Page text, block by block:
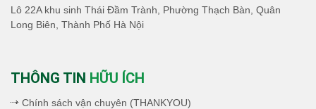
Lô 22A khu sinh Thái Đầm Trành, Phường Thạch Bàn, Quân
Long Biên, Thành Phố Hà Nội
THÔNG TIN HỮU ÍCH
Chính sách vận chuyên (THANKYOU)